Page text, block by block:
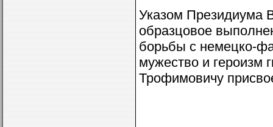
Указом Президиума
образцовое
борьбы с немецко-
мужество и героизм
Трофимовичу